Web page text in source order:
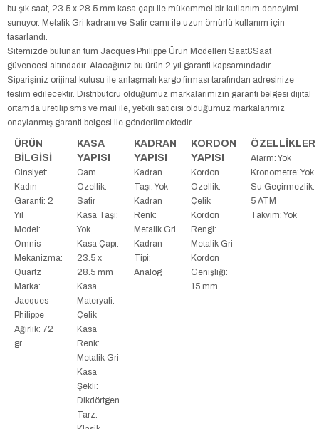
bu şık saat, 23.5 x 28.5 mm kasa çapı ile mükemmel bir kullanım deneyimi
sunuyor. Metalik Gri kadranı ve Safir camı ile uzun ömürlü kullanım için
tasarlandı.
Sitemizde bulunan tüm Jacques Philippe Ürün Modelleri Saat&Saat
güvencesi altındadır. Alacağınız bu ürün 2 yıl garanti kapsamındadır.
Siparişiniz orijinal kutusu ile anlaşmalı kargo firması tarafından adresinize
teslim edilecektir. Distribütörü olduğumuz markalarımızın garanti belgesi dijital
ortamda üretilip sms ve mail ile, yetkili satıcısı olduğumuz markalarımız
onaylanmış garanti belgesi ile gönderilmektedir.
ÜRÜN
BİLGİSİ
Cinsiyet:
Kadın
Garanti: 2
Yıl
Model:
Omnis
Mekanizma:
Quartz
Marka:
Jacques
Philippe
Ağırlık: 72
gr
KASA
YAPISI
Cam
Özellik:
Safir
Kasa Taşı:
Yok
Kasa Çapı:
23.5 x
28.5 mm
Kasa
Materyali:
Çelik
Kasa
Renk:
Metalik Gri
Kasa
Şekli:
Dikdörtgen
Tarz:
KADRAN
YAPISI
Kadran
Taşı: Yok
Kadran
Renk:
Metalik Gri
Kadran
Tipi:
Analog
KORDON
YAPISI
Kordon
Özellik:
Çelik
Kordon
Rengi:
Metalik Gri
Kordon
Genişliği:
15 mm
ÖZELLİKLER
Alarm: Yok
Kronometre: Yok
Su Geçirmezlik:
5 ATM
Takvim: Yok